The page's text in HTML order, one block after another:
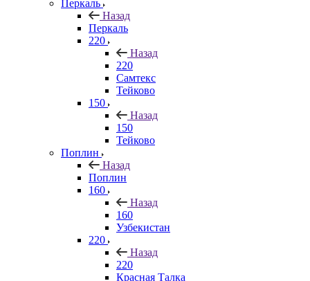
Перкаль
Назад
Перкаль
220
Назад
220
Самтекс
Тейково
150
Назад
150
Тейково
Поплин
Назад
Поплин
160
Назад
160
Узбекистан
220
Назад
220
Красная Талка